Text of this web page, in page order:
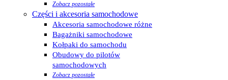
Zobacz pozostałe
Części i akcesoria samochodowe
Akcesoria samochodowe różne
Bagażniki samochodowe
Kołpaki do samochodu
Obudowy do pilotów
samochodowych
Zobacz pozostałe